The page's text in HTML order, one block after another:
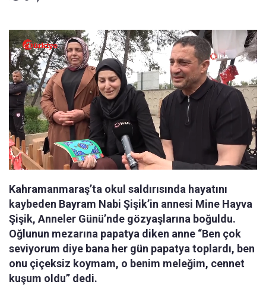
Kahramanmaraş’ta okul saldırısında hayatını
kaybeden Bayram Nabi Şişik’in annesi Mine Hayva
Şişik, Anneler Günü’nde gözyaşlarına boğuldu.
Oğlunun mezarına papatya diken anne “Ben çok
seviyorum diye bana her gün papatya toplardı, ben
onu çiçeksiz koymam, o benim meleğim, cennet
kuşum oldu” dedi.